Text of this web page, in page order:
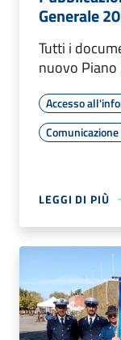
Generale
Tutti i
nuovo Piano
Accesso
LEGGI DI PIÙ